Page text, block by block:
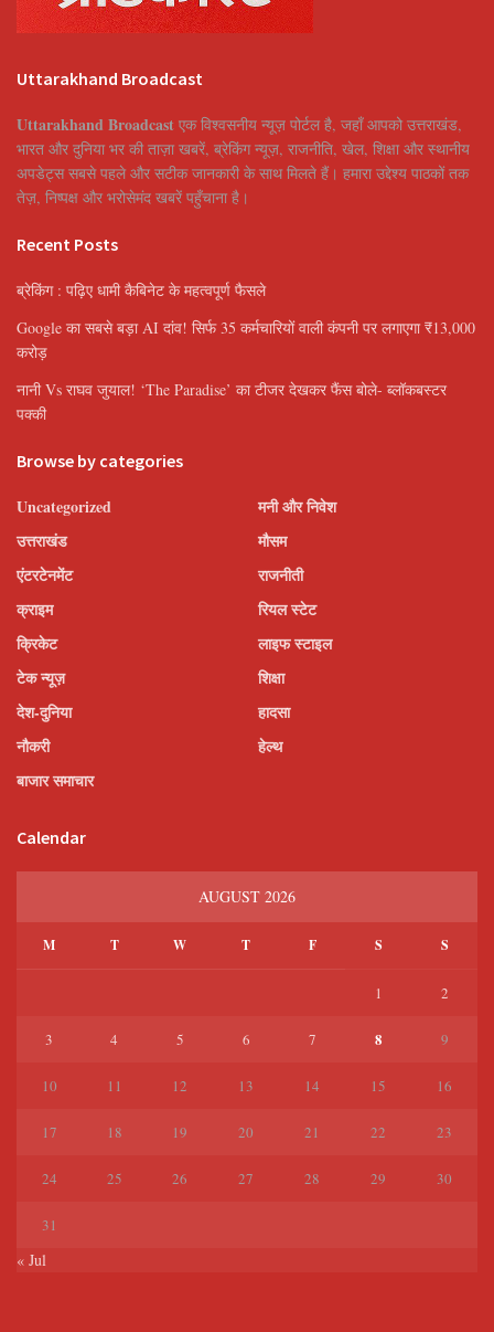
Uttarakhand Broadcast
Uttarakhand Broadcast एक विश्वसनीय न्यूज़ पोर्टल है, जहाँ आपको उत्तराखंड,
भारत और दुनिया भर की ताज़ा खबरें, ब्रेकिंग न्यूज़, राजनीति, खेल, शिक्षा और स्थानीय
अपडेट्स सबसे पहले और सटीक जानकारी के साथ मिलते हैं। हमारा उद्देश्य पाठकों तक
तेज़, निष्पक्ष और भरोसेमंद खबरें पहुँचाना है।
Recent Posts
ब्रेकिंग : पढ़िए धामी कैबिनेट के महत्वपूर्ण फैसले
Google का सबसे बड़ा AI दांव! सिर्फ 35 कर्मचारियों वाली कंपनी पर लगाएगा ₹13,000
करोड़
नानी Vs राघव जुयाल! ‘The Paradise’ का टीजर देखकर फैंस बोले- ब्लॉकबस्टर
पक्की
Browse by categories
Uncategorized
उत्तराखंड
एंटरटेनमेंट
क्राइम
क्रिकेट
टेक न्यूज़
देश-दुनिया
नौकरी
बाजार समाचार
मनी और निवेश
मौसम
राजनीती
रियल स्टेट
लाइफ स्टाइल
शिक्षा
हादसा
हेल्थ
Calendar
AUGUST 2026
M T W T F S S
1 2
3 4 5 6 7 8 9
10 11 12 13 14 15 16
17 18 19 20 21 22 23
24 25 26 27 28 29 30
31
« Jul